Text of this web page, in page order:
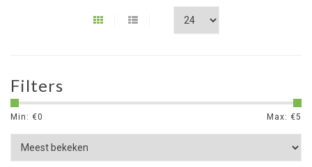
Filters
Min: €0 Max: €5